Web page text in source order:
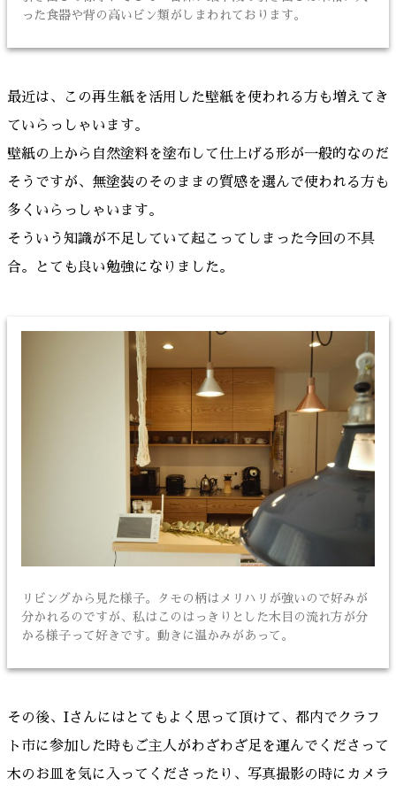
った食器や背の高いビン類がしまわれております。
最近は、この再生紙を活用した壁紙を使われる方も増えてき
ていらっしゃいます。
壁紙の上から自然塗料を塗布して仕上げる形が一般的なのだ
そうですが、無塗装のそのままの質感を選んで使われる方も
多くいらっしゃいます。
そういう知識が不足していて起こってしまった今回の不具
合。とても良い勉強になりました。
リビングから見た様子。タモの柄はメリハリが強いので好みが
分かれるのですが、私はこのはっきりとした木目の流れ方が分
かる様子って好きです。動きに温かみがあって。
その後、Iさんにはとてもよく思って頂けて、都内でクラフ
ト市に参加した時もご主人がわざわざ足を運んでくださって
木のお皿を気に入ってくださったり、写真撮影の時にカメラ